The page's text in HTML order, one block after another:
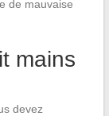
de mauvaise
mains
devez